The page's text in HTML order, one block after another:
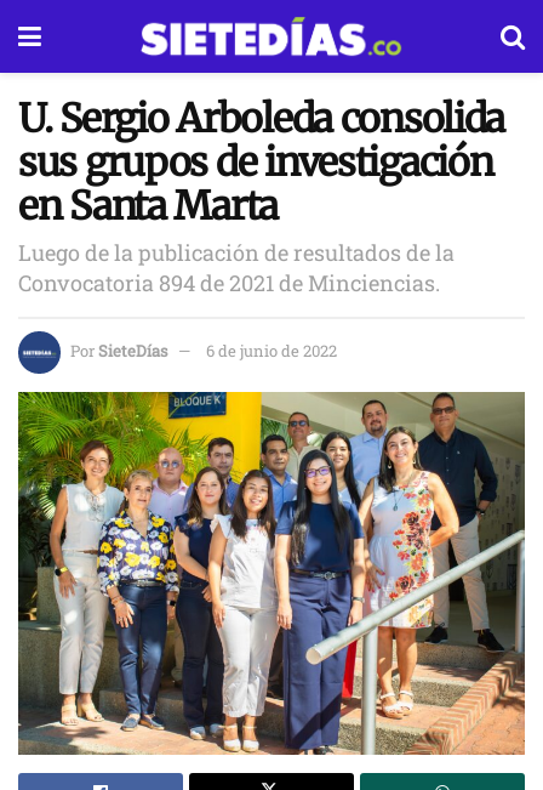
U. Sergio Arboleda consolida
sus grupos de investigación
en Santa Marta
Luego de la publicación de resultados de la
Convocatoria 894 de 2021 de Minciencias.
PorSieteDías 6 de junio de 2022